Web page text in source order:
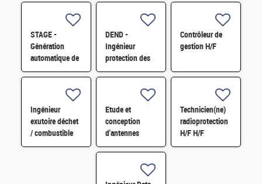
type RJH et
benchmark H/F
année d'école
d'ingénieur.e.s)
H/F
mécanique du
solide et exte
STAGE -
Génération
automatique de
microstructures
DEND -
Ingénieur
protection des
installations
malveillance H/F
Contrôleur de
gestion H/F
Ingénieur
exutoire déchet
/ combustible
H/F
Etude et
conception
d'antennes
millimétriques
Technicien(ne)
radioprotection
H/F H/F